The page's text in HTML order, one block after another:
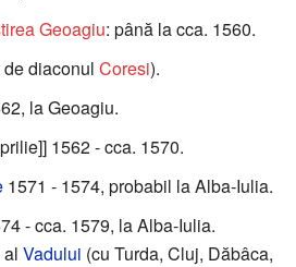
Geoagiu: până la cca. 1560.
diaconul Coresi).
la Geoagiu.
1562 - cca. 1570.
1571 - 1574, probabil la Alba-Iulia.
- cca. 1579, la Alba-Iulia.
Vadului (cu Turda, Cluj, Dăbâca,